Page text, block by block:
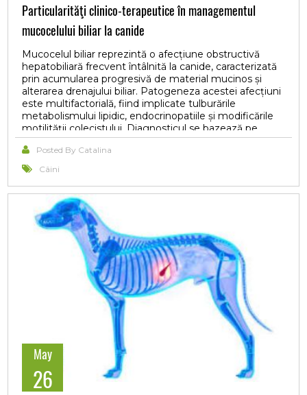
Particularităţi clinico-terapeutice în managementul
mucocelului biliar la canide
Mucocelul biliar reprezintă o afecțiune obstructivă
hepatobiliară frecvent întâlnită la canide, caracterizată
prin acumularea progresivă de material mucinos și
alterarea drenajului biliar. Patogeneza acestei afecțiuni
este multifactorială, fiind implicate tulburările
metabolismului lipidic, endocrinopatiile și modificările
motilității colecistului. Diagnosticul se bazează pe
corelarea semnelor clinice cu modificările biochimice și
ultrasonografice specifice. Managementul terapeutic
conservator urmărește reducerea colestazei,
metabolice asociate. Acidul ursodeoxicolic reprezintă
una dintre principalele molecule utilizate în
managementul afecțiunilor colestatice canine, datorită
efectelor sale coleretice și hepatoprotectoare.
Totodată, suplimentarea cu acizi grași omega-3 și
instituirea unui management nutrițional hipolipidic
contribuie la susținerea funcției hepatobiliare și la
stabilizarea profilului lipidic. Abordarea terapeutică
multimodală și monitorizarea periodică a pacienților
rămân esențiale pentru limitarea progresiei
modificărilor hepatobiliare și prevenirea complicațiilor
severe asociate mucocelului biliar.
Posted By Catalina
Câini
May
26